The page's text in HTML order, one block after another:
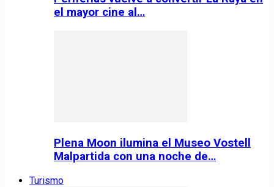
el mayor cine al…
Plena Moon ilumina el Museo Vostell
Malpartida con una noche de…
Turismo